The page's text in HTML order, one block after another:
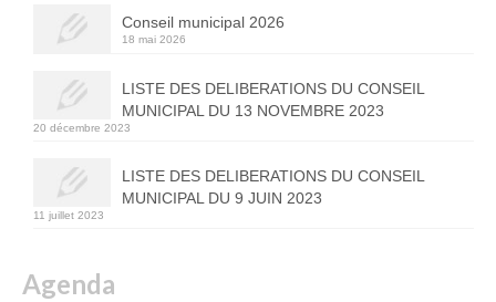
Conseil municipal 2026
18 mai 2026
LISTE DES DELIBERATIONS DU CONSEIL
MUNICIPAL DU 13 NOVEMBRE 2023
20 décembre 2023
LISTE DES DELIBERATIONS DU CONSEIL
MUNICIPAL DU 9 JUIN 2023
11 juillet 2023
Agenda